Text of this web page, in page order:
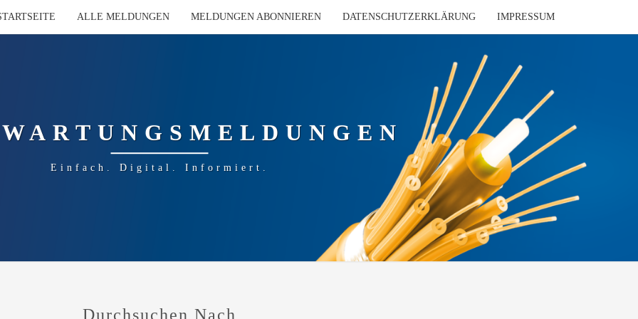
ALLE MELDUNGEN MELDUNGEN ABONNIEREN DATENSCHUTZERKLÄRUNG IMPRESSUM
Einfach. Digital. Informiert.
Durchsuchen Nach